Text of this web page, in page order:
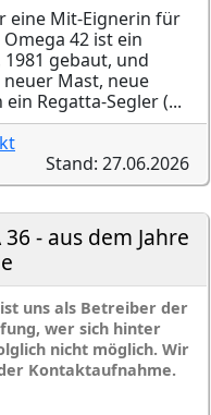
eine Mit-Eignerin für
42 ist ein
gebaut, und
Mast, neue
Regatta-Segler (...
Stand: 27.06.2026
- aus dem Jahre
uns als Betreiber der
wer sich hinter
nicht möglich. Wir
Kontaktaufnahme.